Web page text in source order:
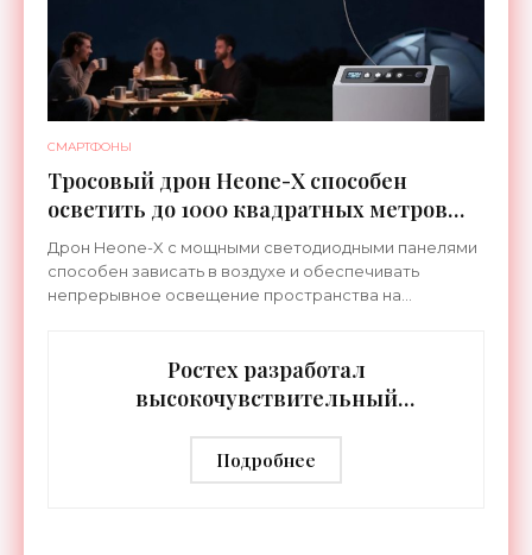
СМАРТФОНЫ
Тросовый дрон Heone-X способен
осветить до 1000 квадратных метров
земли - «Беспилотники»
Дрон Heone-X с мощными светодиодными панелями
способен зависать в воздухе и обеспечивать
непрерывное освещение пространства на
Ростех разработал
высокочувствительный
дальностью распознавания до 2 км
- «Гаджеты»
Подробнее